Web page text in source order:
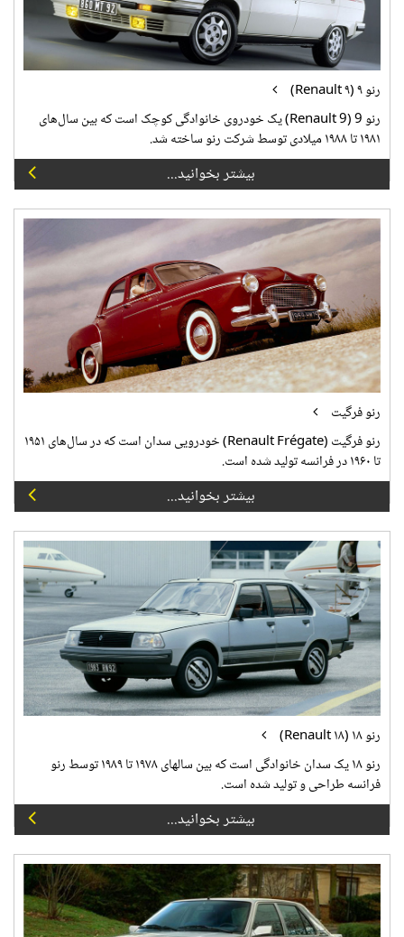
رنو ۹ (Renault ۹)
رنو 9 (Renault 9) یک خودروی خانوادگی کوچک است که بین سال‌های
۱۹۸۱ تا ۱۹۸۸ میلادی توسط شرکت رنو ساخته شد.
بیشتر بخوانید...
رنو فرگیت
رنو فرگیت (Renault Frégate) خودرویی سدان است که در سال‌های ۱۹۵۱
تا ۱۹۶۰ در فرانسه تولید شده است.
بیشتر بخوانید...
رنو ۱۸ (Renault ۱۸)
رنو ۱۸ یک سدان خانوادگی است که بین سالهای ۱۹۷۸ تا ۱۹۸۹ توسط رنو
فرانسه طراحی و تولید شده است.
بیشتر بخوانید...